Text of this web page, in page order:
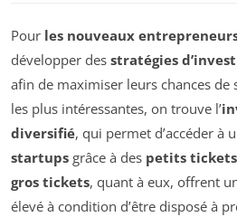
Pour les nouveaux
développer des stratégies
afin de maximiser leurs chances de
les plus intéressantes, on trouve l’
diversifié, qui permet d’accéder à
startups grâce à des petits tickets
gros tickets, quant à eux, offrent
élevé à condition d’être disposé à